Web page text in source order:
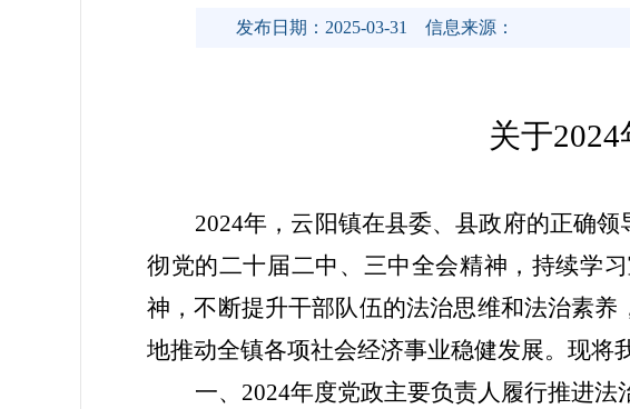
发布日期：2025-03-31 信息来源：
关于
2024年， 云阳镇在县委、县政府的正确领
彻党的二十届二中、三中全会精神，持续学
神，不断提升干部队伍的法治思维和法治素
地推动全镇各项社会经济事业稳健发展。现将
一、 2024年度党政主要负责人 履行推进法